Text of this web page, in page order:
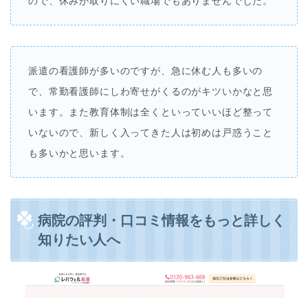
派遣の看護師が多いのですが、急に休む人も多いの
で、常勤看護師にしわ寄せがくるのがキツいかなと思
います。また教育体制は全くといっていいほど整って
いないので、新しく入ってきた人は初めは戸惑うこと
も多いかと思います。
病院の評判・口コミ情報をもっと詳しく
知りたい人へ